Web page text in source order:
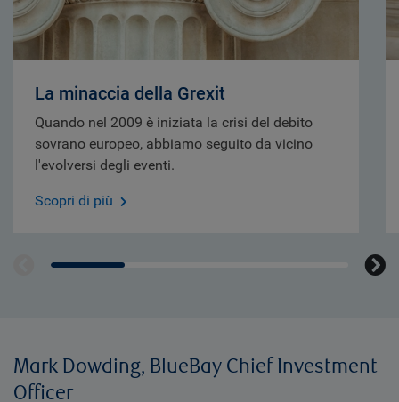
La minaccia della Grexit
Quando nel 2009 è iniziata la crisi del debito
sovrano europeo, abbiamo seguito da vicino
l'evolversi degli eventi.
Scopri di più
Mark Dowding, BlueBay Chief Investment
Officer